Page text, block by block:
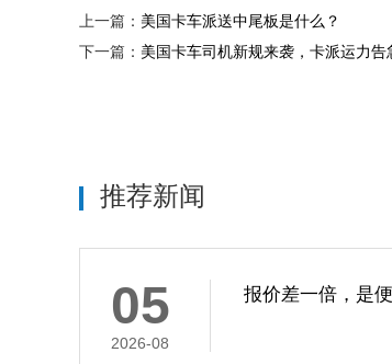
上一篇： 美国卡车派送中尾板是什么？
下一篇： 美国卡车司机新规来袭，卡派运力告
推荐新闻
05
2026-08
报价差一倍，是